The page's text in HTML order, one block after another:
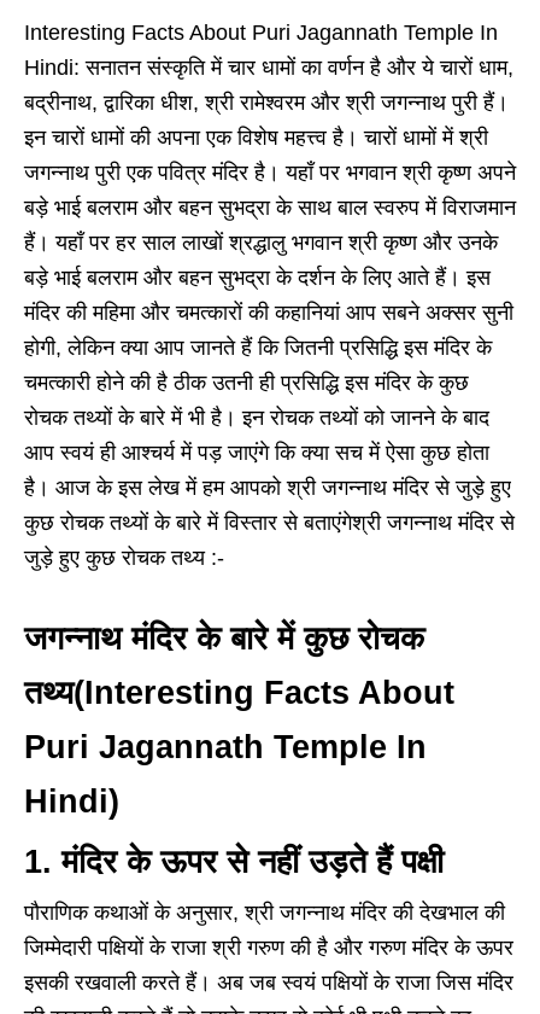
Interesting Facts About Puri Jagannath Temple In
Hindi: सनातन संस्कृति में चार धामों का वर्णन है और ये चारों धाम,
बद्रीनाथ, द्वारिका धीश, श्री रामेश्वरम और श्री जगन्नाथ पुरी हैं।
इन चारों धामों की अपना एक विशेष महत्त्व है। चारों धामों में श्री
जगन्नाथ पुरी एक पवित्र मंदिर है। यहाँ पर भगवान श्री कृष्ण अपने
बड़े भाई बलराम और बहन सुभद्रा के साथ बाल स्वरुप में विराजमान
हैं। यहाँ पर हर साल लाखों श्रद्धालु भगवान श्री कृष्ण और उनके
बड़े भाई बलराम और बहन सुभद्रा के दर्शन के लिए आते हैं। इस
मंदिर की महिमा और चमत्कारों की कहानियां आप सबने अक्सर सुनी
होगी, लेकिन क्या आप जानते हैं कि जितनी प्रसिद्धि इस मंदिर के
चमत्कारी होने की है ठीक उतनी ही प्रसिद्धि इस मंदिर के कुछ
रोचक तथ्यों के बारे में भी है। इन रोचक तथ्यों को जानने के बाद
आप स्वयं ही आश्चर्य में पड़ जाएंगे कि क्या सच में ऐसा कुछ होता
है। आज के इस लेख में हम आपको श्री जगन्नाथ मंदिर से जुड़े हुए
कुछ रोचक तथ्यों के बारे में विस्तार से बताएंगेश्री जगन्नाथ मंदिर से
जुड़े हुए कुछ रोचक तथ्य :-
जगन्नाथ मंदिर के बारे में कुछ रोचक
तथ्य(Interesting Facts About
Puri Jagannath Temple In
Hindi)
1. मंदिर के ऊपर से नहीं उड़ते हैं पक्षी
पौराणिक कथाओं के अनुसार, श्री जगन्नाथ मंदिर की देखभाल की
जिम्मेदारी पक्षियों के राजा श्री गरुण की है और गरुण मंदिर के ऊपर
इसकी रखवाली करते हैं। अब जब स्वयं पक्षियों के राजा जिस मंदिर